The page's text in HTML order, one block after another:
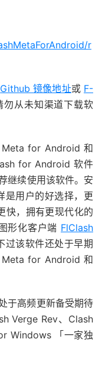
r
Github 镜像地址或 F-
勿从未知渠道下载软
for Android 和
for Android 软件
继续使用该软件。安
是用户的好选择，更
，拥有更现代化的
形化客户端 FlClash
该软件还处于早期
for Android 和
于高频更新备受期待
Verge Rev、Clash
Windows 「一家独